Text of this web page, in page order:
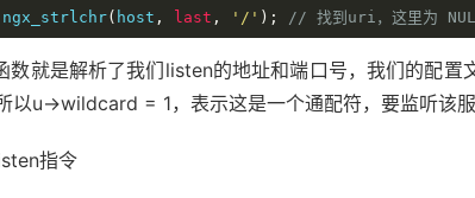
ngx_strlchr( host , last , '/' ); // 找到uri，这里为
ngx_strlchr( host , last, '?'); // 找到参数args，这里
== NULL
数就是解析了我们listen的地址和端口号，我们的配置
以u->wildcard = 1，表示这是一个通配符，要监听该
指令